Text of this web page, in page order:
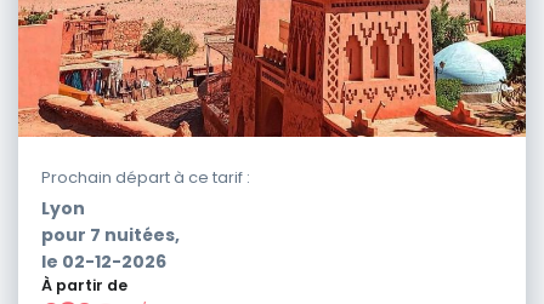
Prochain départ à ce tarif :
Lyon
pour 7 nuitées,
le 02-12-2026
À partir de